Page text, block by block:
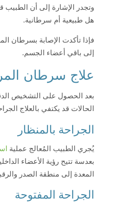
وتجدر الإشارة إلى أن الطبيب
هل طبيعية أم سرطانية.
فإذا تأكدت الإصابة بسرطان
إلى باقي أعضاء الجسم.
علاج سرطان
بعد الحصول على التشخيص
الحالات قد يكتفي بالعلاج
الجراحة بالمنظار
يُجري الطبيب المُعالج عملية
بعدسة تتيح رؤية الأعضاء
المعدة إلى منطقة الصدر
الجراحة المفتوحة